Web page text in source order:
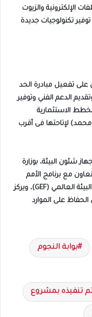
الإلكترونية والزيوت
تكنولوجيات جديدة
تفعيل مبادرة الحد
الدعم الفني وتوفير
الاستثمارية
لإتاحتها فى أقرب
شئون البيئة، بوزارة
مع برنامج الأمم
المتحدة الانمائي (UNDP) بتمويل من مرفق البيئة العالمي (GEF)، ويركز
الحفاظ على الموارد
بوابة النجوم
تنفيذه بمشروع